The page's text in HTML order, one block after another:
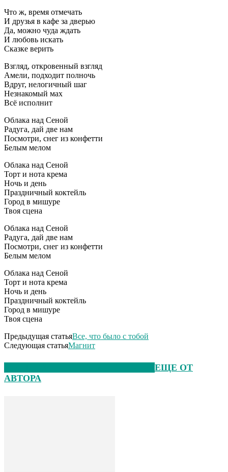
Что ж, время отмечать
И друзья в кафе за дверью
Да, можно чуда ждать
И любовь искать
Сказке верить
Взгляд, откровенный взгляд
Амели, подходит полночь
Вдруг, нелогичный шаг
Незнакомый мах
Всё исполнит
Облака над Сеной
Радуга, дай две нам
Посмотри, снег из конфетти
Белым мелом
Облака над Сеной
Торт и нота крема
Ночь и день
Праздничный коктейль
Город в мишуре
Твоя сцена
Облака над Сеной
Радуга, дай две нам
Посмотри, снег из конфетти
Белым мелом
Облака над Сеной
Торт и нота крема
Ночь и день
Праздничный коктейль
Город в мишуре
Твоя сцена
Предыдущая статьяВсе, что было с тобой
Следующая статьяМагнит
ЕЩЕ ОТ
АВТОРА